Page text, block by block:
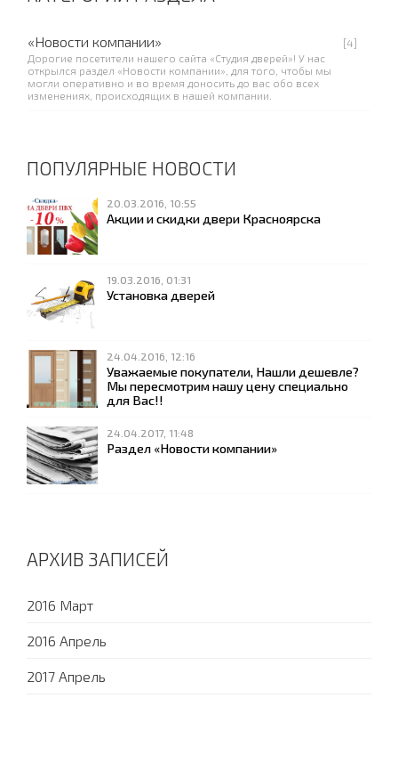
«Новости компании»
[4]
Дорогие посетители нашего сайта «Студия дверей»! У нас
открылся раздел «Новости компании», для того, чтобы мы
могли оперативно и во время доносить до вас обо всех
изменениях, происходящих в нашей компании.
ПОПУЛЯРНЫЕ НОВОСТИ
20.03.2016, 10:55
Акции и скидки двери Красноярска
19.03.2016, 01:31
Установка дверей
24.04.2016, 12:16
Уважаемые покупатели, Нашли дешевле?
Мы пересмотрим нашу цену специально
для Вас!!
24.04.2017, 11:48
Раздел «Новости компании»
АРХИВ ЗАПИСЕЙ
2016 Март
2016 Апрель
2017 Апрель